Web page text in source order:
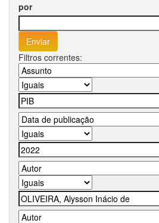
por
Filtros correntes: